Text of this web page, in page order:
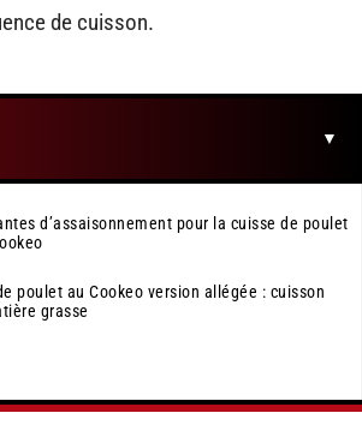
de cuisson.
d’assaisonnement pour la cuisse de poulet
poulet au Cookeo version allégée : cuisson
grasse